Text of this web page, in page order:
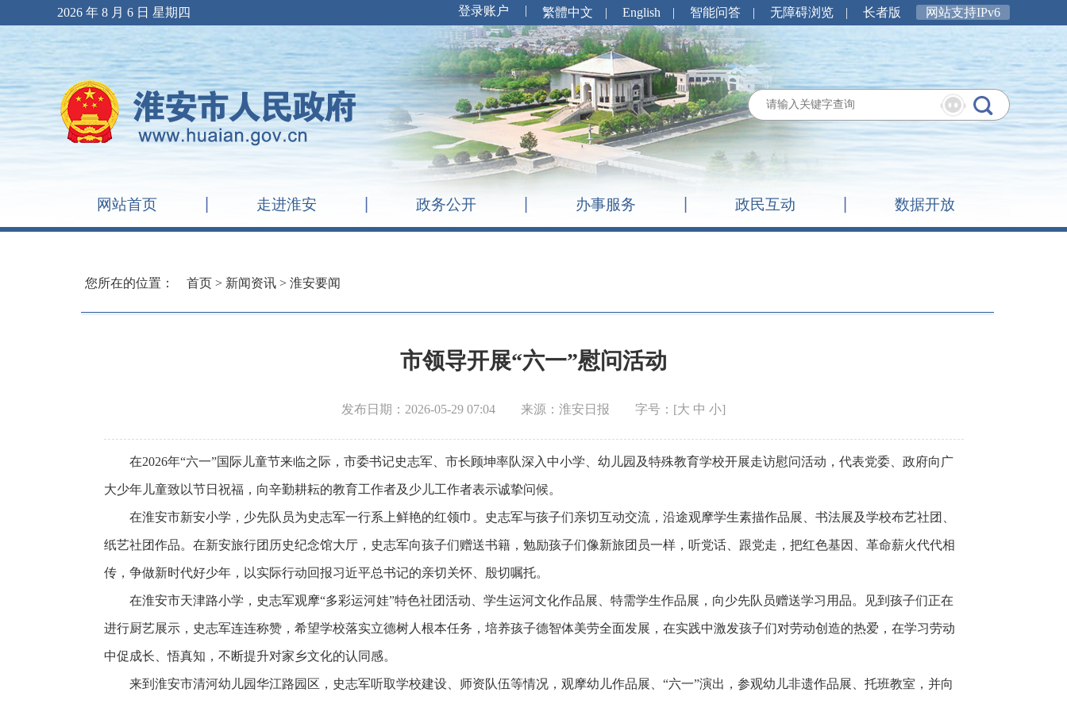
2026 年 8 月 6 日 星期四 繁體中文 | English | 智能问答 | 无障碍浏览 | 长者版 网站支持IPv6
网站首页 走进淮安 政务公开 办事服务 政民互动 数据开放
您所在的位置： 首页 > 新闻资讯 > 淮安要闻
市领导开展“六一”慰问活动
发布日期：2026-05-29 07:04 来源：淮安日报 字号：[大 中 小]
在2026年“六一”国际儿童节来临之际，市委书记史志军、市长顾坤率队深入中小学、幼儿园及特殊教育学校开展走访慰问活动，代表党委、政府向广
大少年儿童致以节日祝福，向辛勤耕耘的教育工作者及少儿工作者表示诚挚问候。
在淮安市新安小学，少先队员为史志军一行系上鲜艳的红领巾。史志军与孩子们亲切互动交流，沿途观摩学生素描作品展、书法展及学校布艺社团、
纸艺社团作品。在新安旅行团历史纪念馆大厅，史志军向孩子们赠送书籍，勉励孩子们像新旅团员一样，听党话、跟党走，把红色基因、革命薪火代代相
传，争做新时代好少年，以实际行动回报习近平总书记的亲切关怀、殷切嘱托。
在淮安市天津路小学，史志军观摩“多彩运河娃”特色社团活动、学生运河文化作品展、特需学生作品展，向少先队员赠送学习用品。见到孩子们正在
进行厨艺展示，史志军连连称赞，希望学校落实立德树人根本任务，培养孩子德智体美劳全面发展，在实践中激发孩子们对劳动创造的热爱，在学习劳动
中促成长、悟真知，不断提升对家乡文化的认同感。
来到淮安市清河幼儿园华江路园区，史志军听取学校建设、师资队伍等情况，观摩幼儿作品展、“六一”演出，参观幼儿非遗作品展、托班教室，并向